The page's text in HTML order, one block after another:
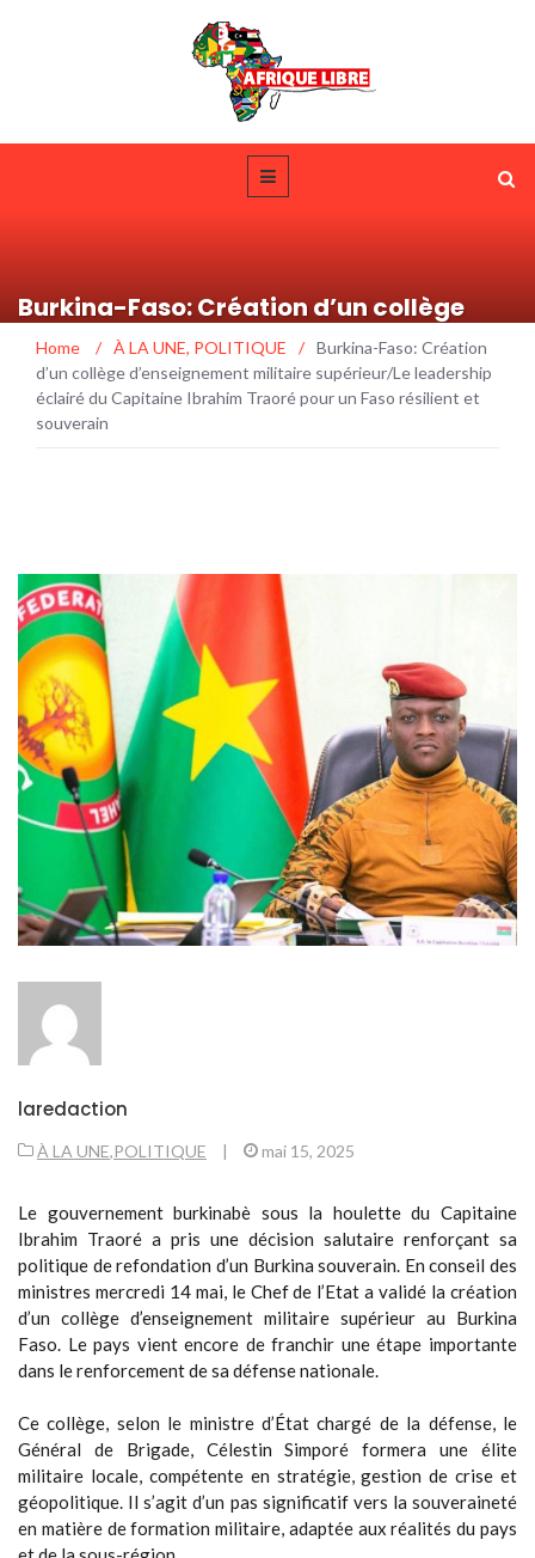
Burkina-Faso: Création d’un collège
d’enseignement militaire supérieur/Le
leadership éclairé du Capitaine Ibrahim
Traoré pour un Faso résilient et
souverain
Home / À LA UNE, POLITIQUE / Burkina-Faso: Création
d’un collège d’enseignement militaire supérieur/Le leadership
éclairé du Capitaine Ibrahim Traoré pour un Faso résilient et
souverain
laredaction
À LA UNE,POLITIQUE | mai 15, 2025
Le gouvernement burkinabè sous la houlette du Capitaine
Ibrahim Traoré a pris une décision salutaire renforçant sa
politique de refondation d’un Burkina souverain. En conseil des
ministres mercredi 14 mai, le Chef de l’Etat a validé la création
d’un collège d’enseignement militaire supérieur au Burkina
Faso. Le pays vient encore de franchir une étape importante
dans le renforcement de sa défense nationale.
Ce collège, selon le ministre d’État chargé de la défense, le
Général de Brigade, Célestin Simporé formera une élite
militaire locale, compétente en stratégie, gestion de crise et
géopolitique. Il s’agit d’un pas significatif vers la souveraineté
en matière de formation militaire, adaptée aux réalités du pays